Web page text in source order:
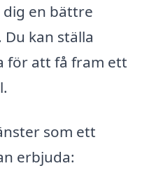
dig en bättre
kan ställa
för att få fram ett
som ett
erbjuda: